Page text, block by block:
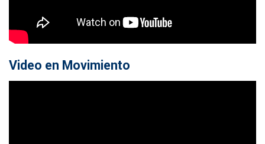
Video en Movimiento